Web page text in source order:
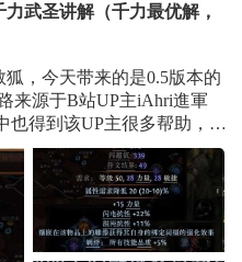
力武圣讲解（千力最优解，
，今天带来的是0.5版本的
来源于B站UP主iAhri進軍
也得到该UP主很多帮助，
全能，常驻100移速，120
到150移速）对巅峰
DPS在5000万左右，常驻
1500+护盾秒回，无视点
，200亢奋不上变态石板可